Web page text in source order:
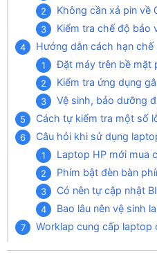
Không cần xả pin về
Kiểm tra chế độ bảo
Hướng dẫn cách hạn chế
Đặt máy trên bề mặt
Kiểm tra ứng dụng
Vệ sinh, bảo dưỡng
Cách tự kiểm tra một số
Câu hỏi khi sử dụng
Laptop HP mới mua
Phím bật đèn bàn
Có nên tự cập nhật
Bao lâu nên vệ sinh
Worklap cung cấp laptop